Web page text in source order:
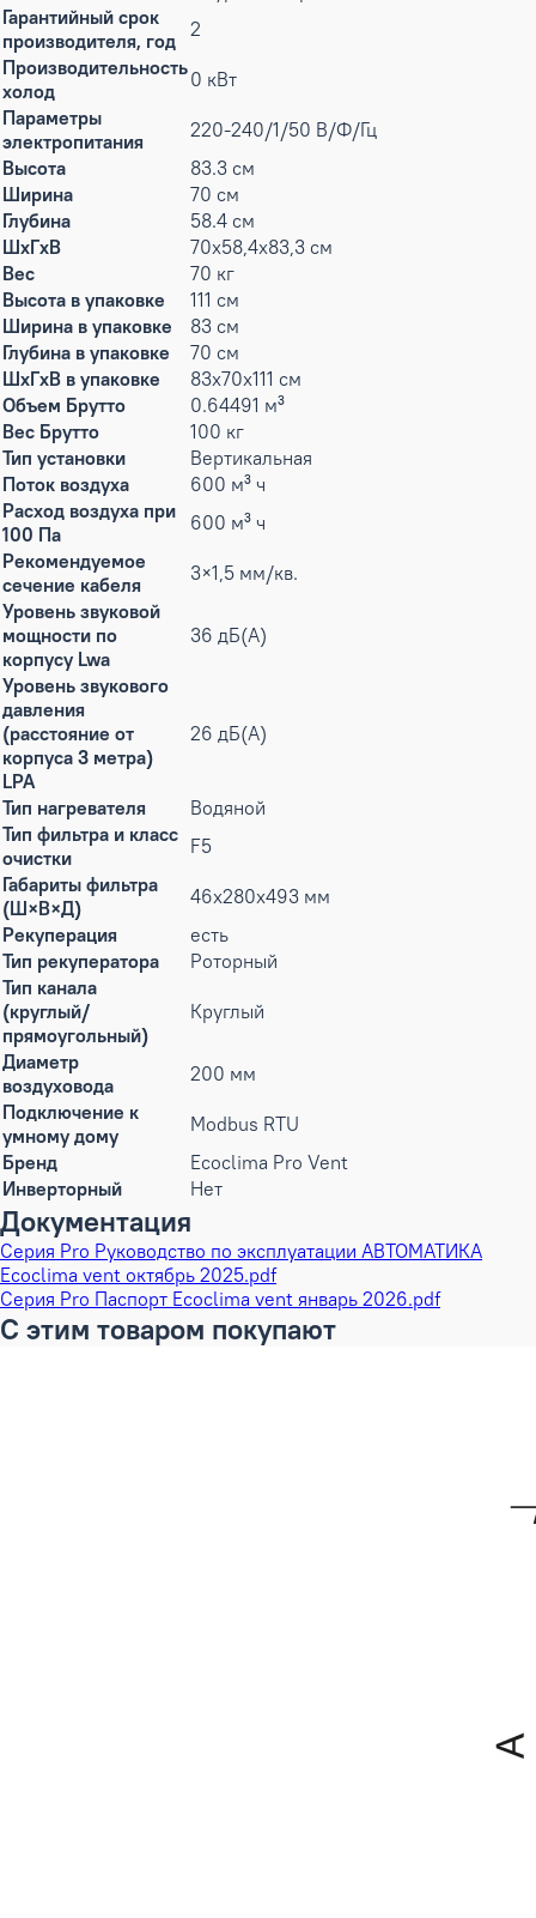
Гарантийный срок
производителя, год 2
Производительность
холод
0 кВт
Параметры
электропитания
220-240/1/50 В/Ф/Гц
Высота
83.3 см
Ширина
70 см
Глубина
58.4 см
ШxГxВ
70х58,4х83,3 см
Вес
70 кг
Высота в упаковке
111 см
Ширина в упаковке
83 см
Глубина в упаковке
70 см
ШxГxВ в упаковке
83x70x111 см
Объем Брутто
0.64491 м³
Вес Брутто
100 кг
Тип установки
Вертикальная
Поток воздуха
600 м³ ч
Расход воздуха при
100 Па
600 м³ ч
Рекомендуемое
сечение кабеля
3×1,5 мм/кв.
Уровень звуковой
мощности по
корпусу Lwa
36 дБ(А)
Уровень звукового
давления
(расстояние от
корпуса 3 метра)
LPA
26 дБ(А)
Тип нагревателя
Водяной
Тип фильтра и класс
очистки
F5
Габариты фильтра
(Ш×В×Д)
46x280x493 мм
Рекуперация
есть
Тип рекуператора
Роторный
Тип канала
(круглый/
прямоугольный)
Круглый
Диаметр
воздуховода
200 мм
Подключение к
умному дому
Modbus RTU
Бренд
Ecoclima Pro Vent
Инверторный
Нет
Документация
Cерия Pro Руководство по эксплуатации АВТОМАТИКА
Ecoclima vent октябрь 2025.pdf
Cерия Pro Паспорт Ecoclima vent январь 2026.pdf
С этим товаром покупают